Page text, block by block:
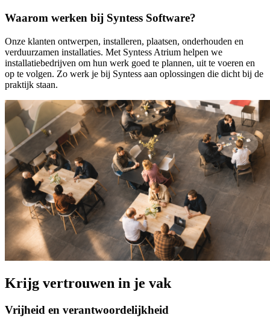
Waarom werken bij Syntess Software?
Onze klanten ontwerpen, installeren, plaatsen, onderhouden en
verduurzamen installaties. Met Syntess Atrium helpen we
installatiebedrijven om hun werk goed te plannen, uit te voeren en
op te volgen. Zo werk je bij Syntess aan oplossingen die dicht bij de
praktijk staan.
Krijg vertrouwen in je vak
Vrijheid en verantwoordelijkheid